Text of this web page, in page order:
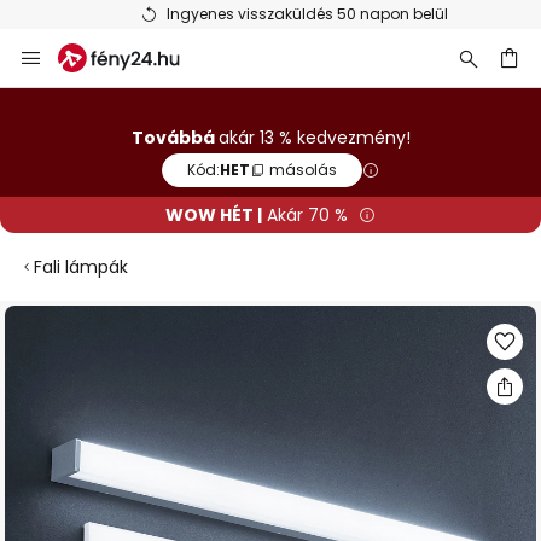
Ingyenes visszaküldés 50 napon belül
Ugrás
a
Továbbáakár 13 % kedvezmény!
Kód:HET másolás
WOW HÉT | Akár 70 %
Fali lámpák
Ugrás